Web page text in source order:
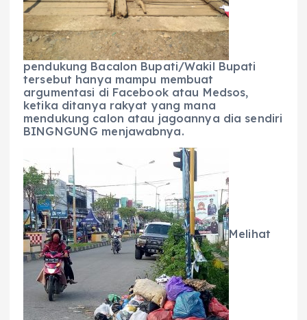
pendukung Bacalon Bupati/Wakil Bupati
tersebut hanya mampu membuat
argumentasi di Facebook atau Medsos,
ketika ditanya rakyat yang mana
mendukung calon atau jagoannya dia sendiri
BINGNGUNG menjawabnya.
Melihat